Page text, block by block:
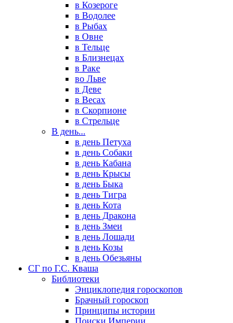
в Козероге
в Водолее
в Рыбах
в Овне
в Тельце
в Близнецах
в Раке
во Льве
в Деве
в Весах
в Скорпионе
в Стрельце
В день...
в день Петуха
в день Собаки
в день Кабана
в день Крысы
в день Быка
в день Тигра
в день Кота
в день Дракона
в день Змеи
в день Лошади
в день Козы
в день Обезьяны
СГ по Г.С. Кваша
Библиотеки
Энциклопедия гороскопов
Брачный гороскоп
Принципы истории
Поиски Империи